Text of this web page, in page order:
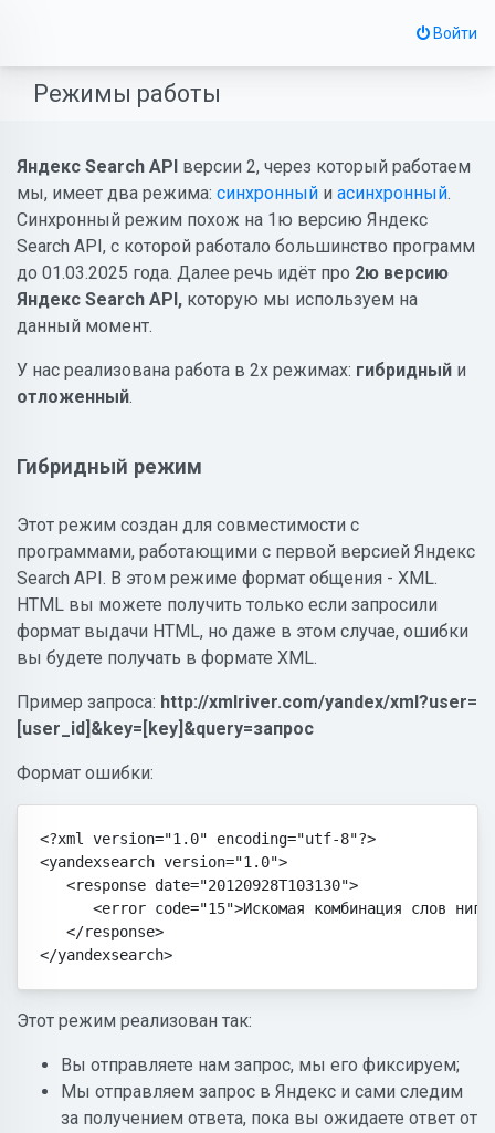
Войти
Режимы работы
Яндекс Search API версии 2, через который работаем
мы, имеет два режима: синхронный и асинхронный.
Синхронный режим похож на 1ю версию Яндекс
Search API, с которой работало большинство программ
до 01.03.2025 года. Далее речь идёт про 2ю версию
Яндекс Search API, которую мы используем на
данный момент.
У нас реализована работа в 2х режимах: гибридный и
отложенный.
Гибридный режим
Этот режим создан для совместимости с
программами, работающими с первой версией Яндекс
Search API. В этом режиме формат общения - XML.
HTML вы можете получить только если запросили
формат выдачи HTML, но даже в этом случае, ошибки
вы будете получать в формате XML.
Пример запроса: http://xmlriver.com/yandex/xml?user=
[user_id]&key=[key]&query=запрос
Формат ошибки:
<?xml version="1.0" encoding="utf-8"?>
<yandexsearch version="1.0">
   <response date="20120928T103130">
<error code="15">Искомая комбинация слов
   </response>
</yandexsearch>
Этот режим реализован так:
Вы отправляете нам запрос, мы его фиксируем;
Мы отправляем запрос в Яндекс и сами следим
за получением ответа, пока вы ожидаете ответ от